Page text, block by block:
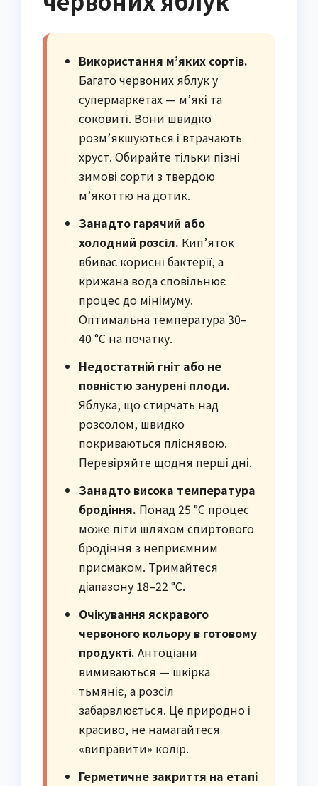
Використання м’яких сортів.
Багато червоних яблук у
супермаркетах — м’які та
соковиті. Вони швидко
розм’якшуються і втрачають
хруст. Обирайте тільки пізні
зимові сорти з твердою
м’якоттю на дотик.
Занадто гарячий або
холодний розсіл. Кип’яток
вбиває корисні бактерії, а
крижана вода сповільнює
процес до мінімуму.
Оптимальна температура 30–
40 °C на початку.
Недостатній гніт або не
повністю занурені плоди.
Яблука, що стирчать над
розсолом, швидко
покриваються пліснявою.
Перевіряйте щодня перші дні.
Занадто висока температура
бродіння. Понад 25 °C процес
може піти шляхом спиртового
бродіння з неприємним
присмаком. Тримайтеся
діапазону 18–22 °C.
Очікування яскравого
червоного кольору в готовому
продукті. Антоціани
вимиваються — шкірка
тьмяніє, а розсіл
забарвлюється. Це природно і
красиво, не намагайтеся
«виправити» колір.
Герметичне закриття на етапі